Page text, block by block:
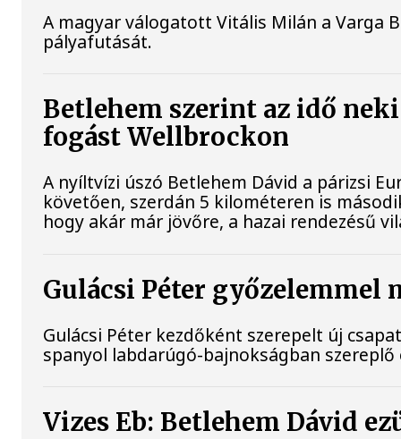
A magyar válogatott Vitális Milán a Varga
pályafutását.
Betlehem szerint az idő
fogást Wellbrockon
A nyíltvízi úszó Betlehem Dávid a párizsi
követően, szerdán 5 kilométeren is
hogy akár már jövőre, a hazai rendezésű
Gulácsi Péter
Gulácsi Péter kezdőként szerepelt új
spanyol labdarúgó-bajnokságban
Vizes Eb: Betlehem Dávid